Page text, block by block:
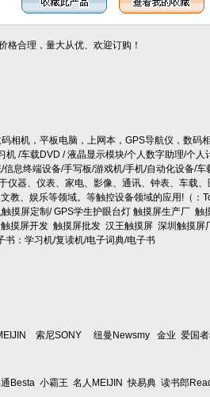
合理，量大从优、欢迎订购！
相机，平板电脑，上网本，GPS导航仪，数码
机 /车载DVD / 液晶显示模块/个人数字助理/个
息终端设备/手写板/游戏机/手机/自动化设备/
仪器、仪表、家电、影像、通讯、钟表、车载
教、娱乐等领域。等触控设备领域的应用!（：
摸屏定制/ GPS学生护眼台灯 触摸屏生产厂
摸屏开发 触摸屏批发 汉王触摸屏 深圳触摸屏
：学习机/复读机/电子词典/电子书
索尼SONY 纽曼Newsmy 金业 爱国
Besta 小霸王 名人MEIJIN 快易典 读书郎